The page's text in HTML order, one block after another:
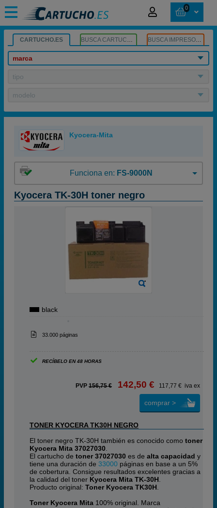
0
CARTUCHO.ES BUSCA CARTUCHOS BUSCA IMPRESORA
marca
tipo
modelo
Kyocera-Mita
Funciona en: FS-9000N
Kyocera TK-30H toner negro
black
33.000 páginas
RECÍBELO EN 48 HORAS
PVP 156,75 € 142,50 € 117,77 € iva ex
comprar >
TONER KYOCERA TK30H NEGRO
El toner negro TK-30H también es conocido como toner
Kyocera Mita 37027030
El cartucho de toner 37027030 es de alta capacidad y
tiene una duración de 33000 páginas en base a un 5%
de cobertura. Consigue resultados excelentes gracias a
la calidad del toner Kyocera Mita TK-30H
Producto original: Toner Kyocera TK30H
Toner Kyocera Mita 100% original. Marca